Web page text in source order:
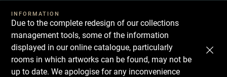
INFORMATION
Due to the complete redesign of our collections
management tools, some of the information
displayed in our online catalogue, particularly
rooms in which artworks can be found, may not be
up to date. We apologise for any inconvenience